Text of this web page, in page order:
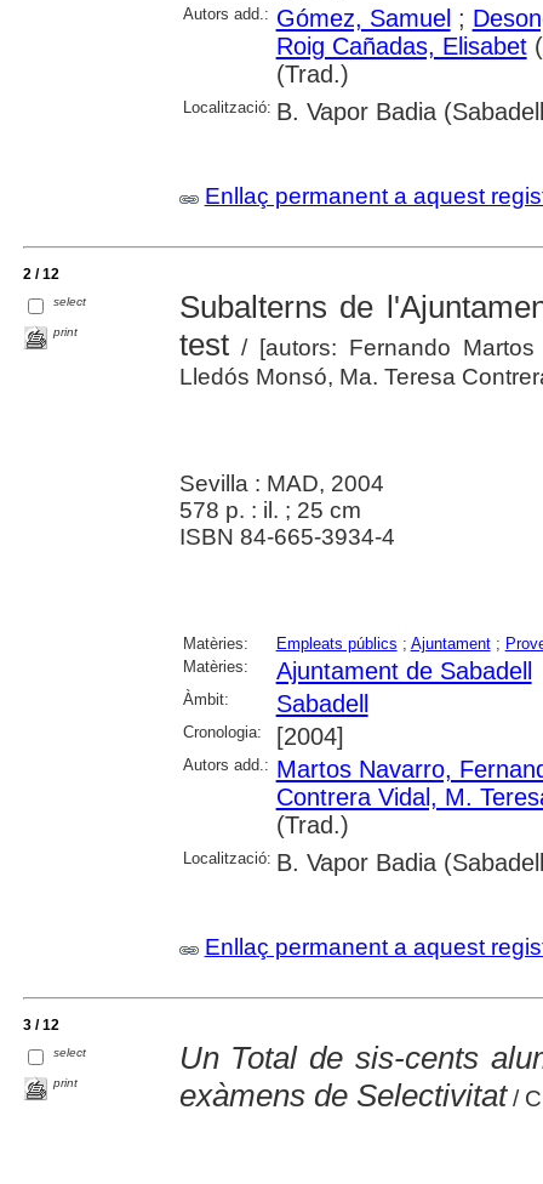
Autors add.: Gómez, Samuel ;
Roig Cañadas, Elisabet
(Trad.)
Localització: B. Vapor Badia
Enllaç permanent a aquest
2 / 12
select
print
Subalterns de
test/ [autors: Fernando Martos
Lledós Monsó, Ma. Teresa
Sevilla : MAD, 2004
578 p. : il. ; 25 cm
ISBN 84-665-3934-4
Matèries: Empleats públics ; Ajuntament;
Matèries:
Ajuntament de Sabadell
Àmbit: Sabadell
Cronologia: [2004]
Autors add.: Martos Navarro,
Contrera Vidal, M.
(Trad.)
Localització: B. Vapor Badia
Enllaç permanent a aquest
3 / 12
select
print
Un Total de sis-cents
exàmens de Selectivitat/